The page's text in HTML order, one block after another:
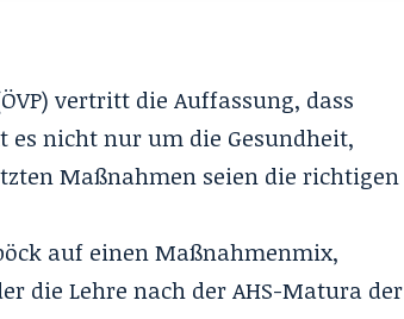
vertritt die Auffassung, dass
es nicht nur um die Gesundheit,
Maßnahmen seien die richtigen
auf einen Maßnahmenmix,
die Lehre nach der AHS-Matura der